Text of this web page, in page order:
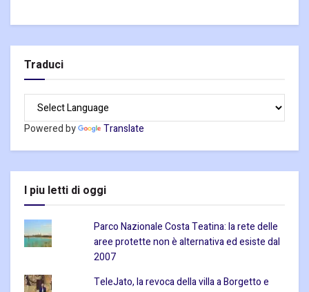
Traduci
Powered by Translate
I piu letti di oggi
Parco Nazionale Costa Teatina: la rete delle
aree protette non è alternativa ed esiste dal
2007
TeleJato, la revoca della villa a Borgetto e